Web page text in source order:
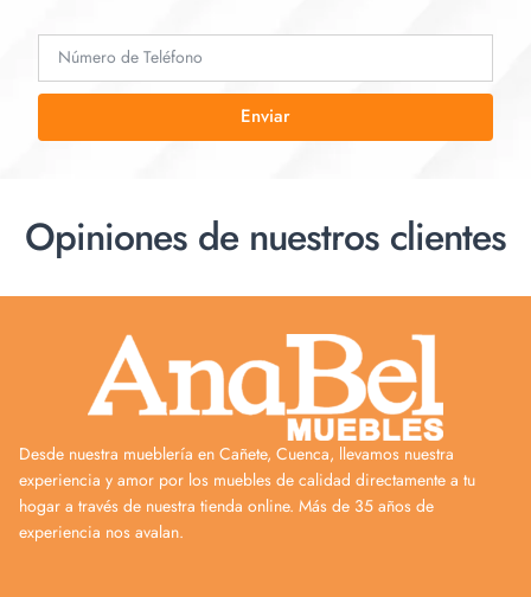
Enviar
Opiniones de nuestros clientes
Desde nuestra mueblería en Cañete, Cuenca, llevamos nuestra
experiencia y amor por los muebles de calidad directamente a tu
hogar a través de nuestra tienda online. Más de 35 años de
experiencia nos avalan.